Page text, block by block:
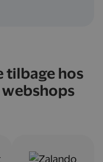
tilbage hos